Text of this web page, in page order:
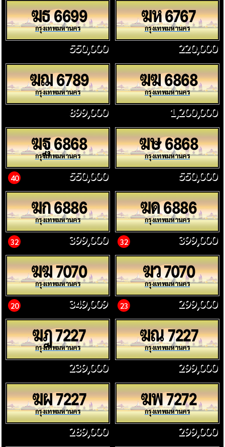
ฆธ6699
กรุงเทพมหานคร
550,000
ฆห6767
กรุงเทพมหานคร
220,000
ฆฌ6789
กรุงเทพมหานคร
899,000
ฆฆ6868
กรุงเทพมหานคร
1,200,000
ฆฐ6868
กรุงเทพมหานคร
40 550,000
ฆษ6868
กรุงเทพมหานคร
550,000
ฆก6886
กรุงเทพมหานคร
32 399,000
ฆด6886
กรุงเทพมหานคร
32 399,000
ฆฆ7070
กรุงเทพมหานคร
20 349,009
ฆว7070
กรุงเทพมหานคร
23 299,000
ฆฎ7227
กรุงเทพมหานคร
239,000
ฆณ7227
กรุงเทพมหานคร
299,000
ฆผ7227
กรุงเทพมหานคร
289,000
ฆพ7272
กรุงเทพมหานคร
299,000